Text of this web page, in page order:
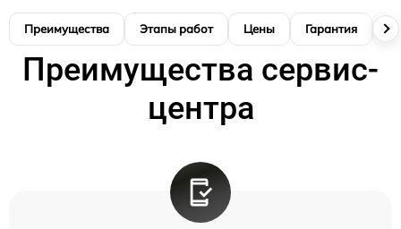
Преимущества Этапы работ Цены Гарантия
Преимущества сервис-
центра